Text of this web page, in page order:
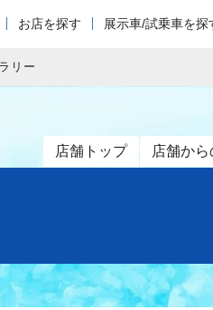
お店を探す 展示車/試乗車を探
リー
店舗トップ 店舗か